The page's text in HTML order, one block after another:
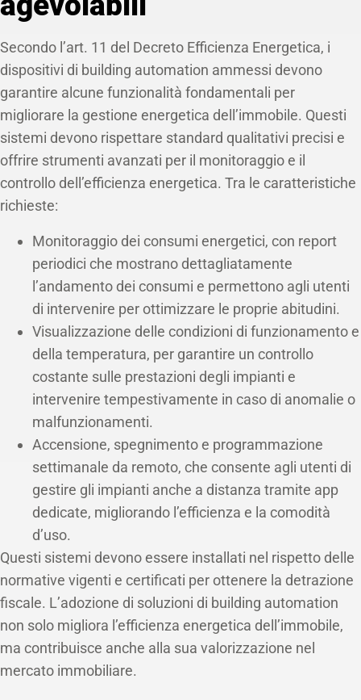
Secondo l’art. 11 del Decreto Efficienza Energetica, i
dispositivi di building automation ammessi devono
garantire alcune funzionalità fondamentali per
migliorare la gestione energetica dell’immobile. Questi
sistemi devono rispettare standard qualitativi precisi e
offrire strumenti avanzati per il monitoraggio e il
controllo dell’efficienza energetica. Tra le caratteristiche
richieste:
Monitoraggio dei consumi energetici, con report
periodici che mostrano dettagliatamente
l’andamento dei consumi e permettono agli utenti
di intervenire per ottimizzare le proprie abitudini.
Visualizzazione delle condizioni di funzionamento e
della temperatura, per garantire un controllo
costante sulle prestazioni degli impianti e
intervenire tempestivamente in caso di anomalie o
malfunzionamenti.
Accensione, spegnimento e programmazione
settimanale da remoto, che consente agli utenti di
gestire gli impianti anche a distanza tramite app
dedicate, migliorando l’efficienza e la comodità
d’uso.
Questi sistemi devono essere installati nel rispetto delle
normative vigenti e certificati per ottenere la detrazione
fiscale. L’adozione di soluzioni di building automation
non solo migliora l’efficienza energetica dell’immobile,
ma contribuisce anche alla sua valorizzazione nel
mercato immobiliare.